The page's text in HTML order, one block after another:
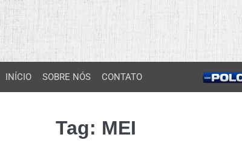
INÍCIO SOBRE NÓS CONTATO
Tag: MEI